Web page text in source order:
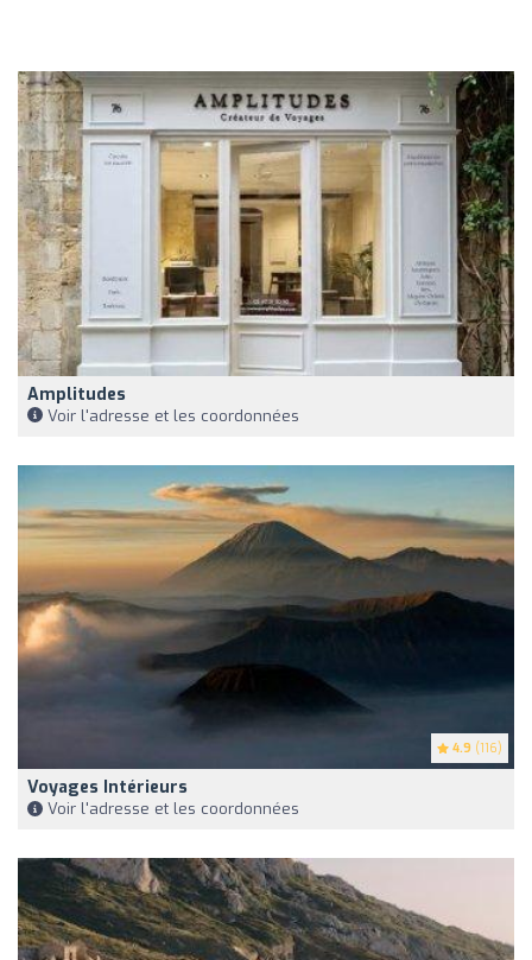
Amplitudes
Voir l'adresse et les coordonnées
4.9 (116)
Voyages Intérieurs
Voir l'adresse et les coordonnées